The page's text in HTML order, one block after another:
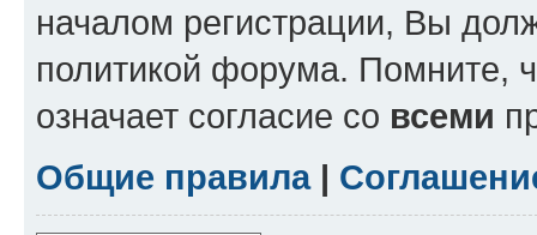
началом регистрации, Вы
политикой форума. Помните,
означает согласие со всеми
Общие правила|